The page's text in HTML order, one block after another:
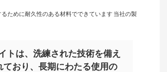
ために耐久性のある材料でできています 当社の製
トは、洗練された技術を備え
おり、長期にわたる使用の